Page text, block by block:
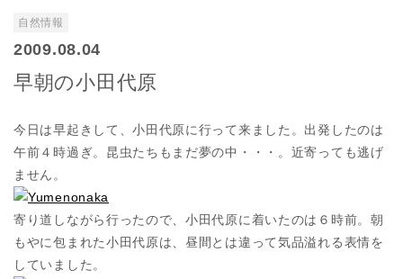
自然情報
2009.08.04
早朝の小田代原
今日は早起きして、小田代原に行って来ました。出発したのは
午前４時過ぎ。昆虫たちもまだ夢の中・・・。近寄っても逃げ
ません。
寄り道しながら行ったので、小田代原に着いたのは６時前。朝
もやに包まれた小田代原は、昼間とは違って気品溢れる表情を
していました。